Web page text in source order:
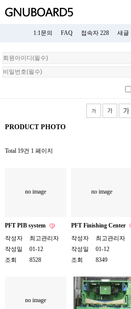
1:1문의 FAQ 접속자 228 새글
회
원
로
PRODUCT PHOTO
Total 19건 1 페이지
no image
PFT PIB system
작성자
최고관리자
작성일
01-12
조회
8528
no image
PFT Finishing Center
작성자
최고관리자
작성일
01-12
조회
8349
no image